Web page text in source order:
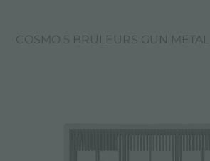
COSMO 5 BRULEURS GUN METAL